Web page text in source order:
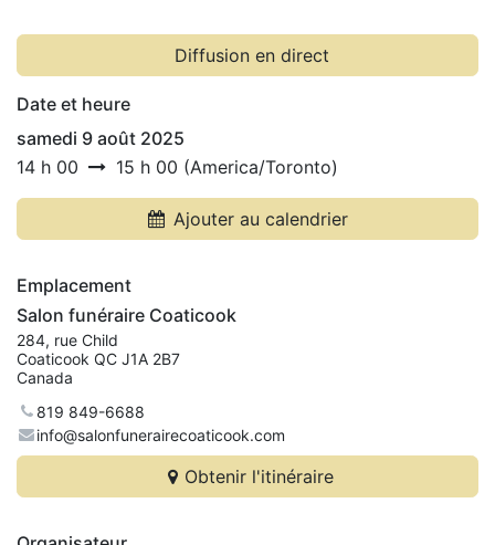
Diffusion en direct
Date et heure
samedi 9 août 2025
14 h 00
15 h 00 (America/Toronto)
Ajouter au calendrier
Emplacement
Salon funéraire Coaticook
284, rue Child
Coaticook QC J1A 2B7
Canada
819 849-6688
info@salonfunerairecoaticook.com
Obtenir l'itinéraire